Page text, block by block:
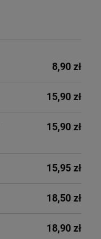
8,90 zł
15,90 zł
15,90 zł
15,95 zł
18,50 zł
18,90 zł